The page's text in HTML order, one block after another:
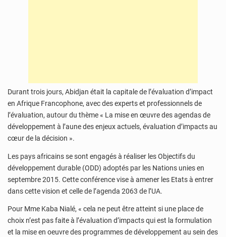
Durant trois jours, Abidjan était la capitale de l’évaluation d’impact
en Afrique Francophone, avec des experts et professionnels de
l’évaluation, autour du thème « La mise en œuvre des agendas de
développement à l’aune des enjeux actuels, évaluation d’impacts au
cœur de la décision ».
Les pays africains se sont engagés à réaliser les Objectifs du
développement durable (ODD) adoptés par les Nations unies en
septembre 2015. Cette conférence vise à amener les Etats à entrer
dans cette vision et celle de l’agenda 2063 de l’UA.
Pour Mme Kaba Nialé, « cela ne peut être atteint si une place de
choix n’est pas faite à l’évaluation d’impacts qui est la formulation
et la mise en oeuvre des programmes de développement au sein des